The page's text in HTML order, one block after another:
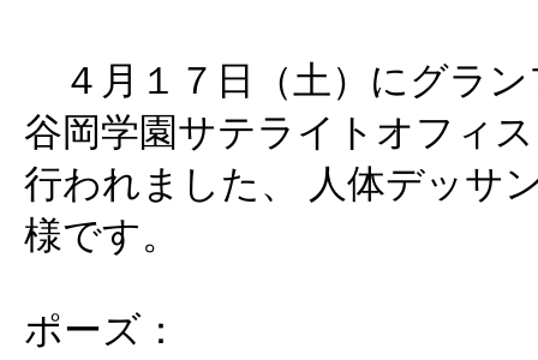
４月１７日（土）にグラン
谷岡学園サテライトオフィ
行われました、 人体デッサ
様です。
ポーズ：